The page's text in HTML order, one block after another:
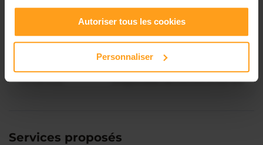
Autoriser tous les cookies
Personnaliser
Vendredi Disponible de 00:00 à 00:00
Samedi Disponible de 00:00 à 00:00
Dimanche Disponible de 00:00 à 00:00
Services proposés